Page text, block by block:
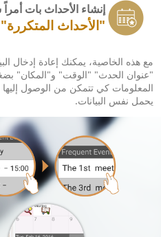
إنشاء الأحداث بات
"الأحداث المتكررة"
مع هذه الخاصية، يمكنك إعادة إدخال
"عنوان الحدث" "الوقت" و"المكان"
المعلومات كي تتمكن من الوصول
يحمل نفس البيانات.